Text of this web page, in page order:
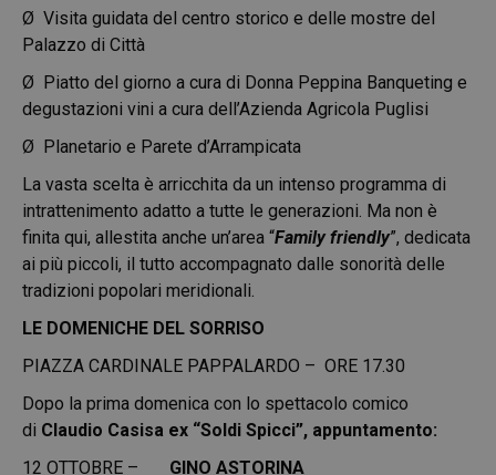
Ø Visita guidata del centro storico e delle mostre del
Palazzo di Città
Ø Piatto del giorno a cura di Donna Peppina Banqueting e
degustazioni vini a cura dell’Azienda Agricola Puglisi
Ø Planetario e Parete d’Arrampicata
La vasta scelta è arricchita da un intenso programma di
intrattenimento adatto a tutte le generazioni. Ma non è
finita qui, allestita anche un’area “Family friendly”, dedicata
ai più piccoli, il tutto accompagnato dalle sonorità delle
tradizioni popolari meridionali.
LE DOMENICHE DEL SORRISO
PIAZZA CARDINALE PAPPALARDO – ORE 17.30
Dopo la prima domenica con lo spettacolo comico
di Claudio Casisa ex “Soldi Spicci”, appuntamento:
12 OTTOBRE – GINO ASTORINA